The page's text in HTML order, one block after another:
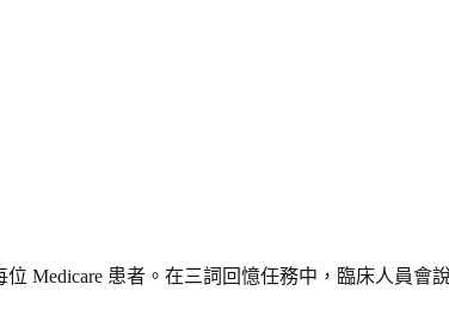
Medicare 患者。在三詞回憶任務中，臨床人員會